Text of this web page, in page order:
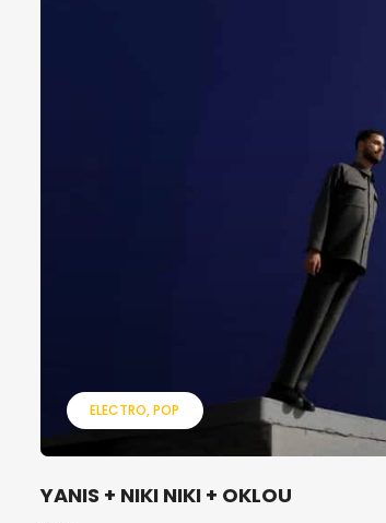
ELECTRO POP
YANIS + NIKI NIKI + OKLOU